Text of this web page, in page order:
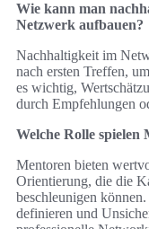
Wie kann man
Netzwerk aufbauen?
Nachhaltigkeit im
nach ersten Treffen,
es wichtig,
durch Empfehlungen
Welche Rolle
Mentoren bieten
Orientierung, die die
beschleunigen
definieren und